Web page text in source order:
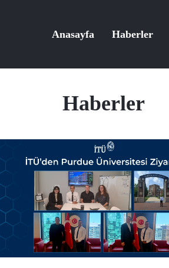
Anasayfa Haberler
Haberler